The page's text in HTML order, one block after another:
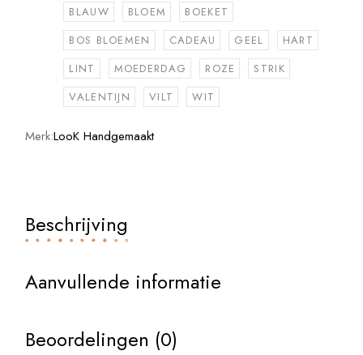
BLAUW
BLOEM
BOEKET
BOS BLOEMEN
CADEAU GEEL
HART
LINT
MOEDERDAG ROZE
STRIK
VALENTIJN
VILT WIT
Merk:LooK Handgemaakt
Beschrijving
Aanvullende informatie
Beoordelingen (0)